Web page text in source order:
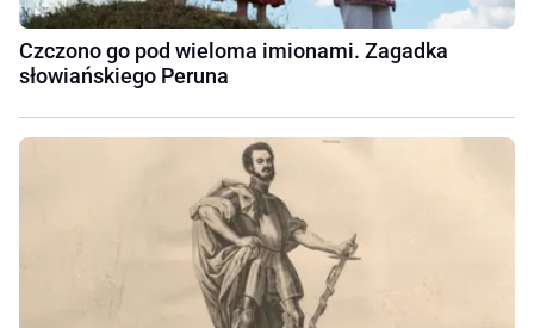
Czczono go pod wieloma imionami. Zagadka
słowiańskiego Peruna